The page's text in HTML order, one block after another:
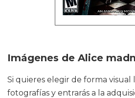
Imágenes de Alice
Si quieres elegir de forma
fotografías y entrarás a la